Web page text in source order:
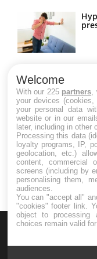
Welcome
With our 225 partners
your devices
your personal data
website or in our
later, including in other
Processing this data
loyalty programs, IP,
geolocation, etc.)
content, commercial
screens (including by
personalising them,
audiences.
You can "accept all"
"cookies" footer link .
object to processing
choices remain valid for